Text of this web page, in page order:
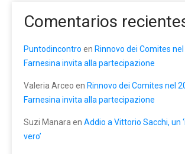
Comentarios
Puntodincontro en Rinnovo dei Comites nel
Farnesina invita alla partecipazione
Valeria Arceo en Rinnovo dei Comites nel
Farnesina invita alla partecipazione
Suzi Manara en Addio a Vittorio Sacchi, un
vero’